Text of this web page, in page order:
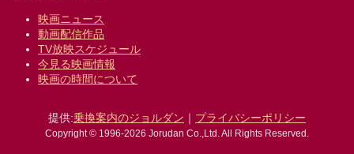
映画ニュース
動画配信作品
TV放映スケジュール
今見る映画情報
映画の時間について
提供:乗換案内のジョルダン ｜ プライバシーポリシー
Copyright © 1996-2026 Jorudan Co.,Ltd. All Rights Reserved.